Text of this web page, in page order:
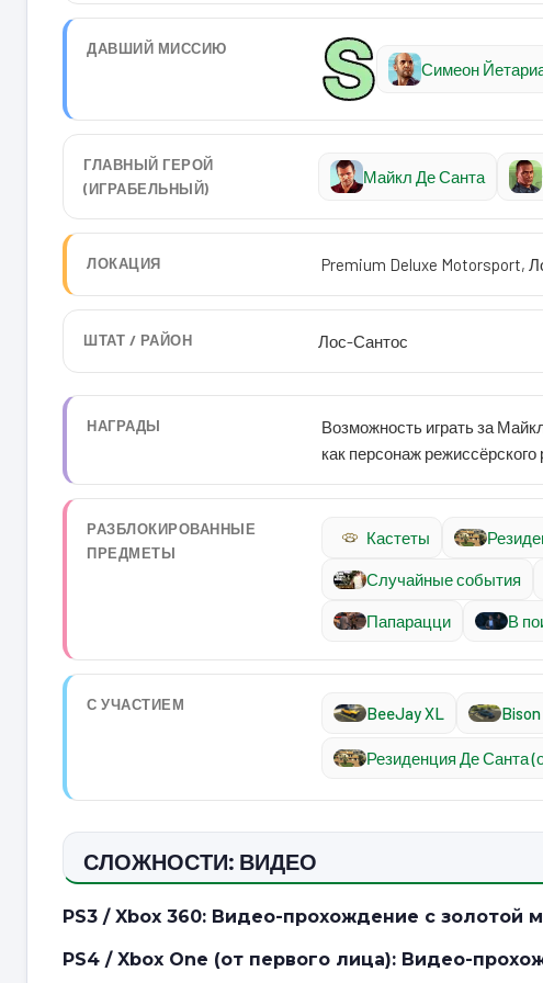
ДАВШИЙ МИССИЮ
Симеон
ГЛАВНЫЙ ГЕРОЙ
(ИГРАБЕЛЬНЫЙ)
Майкл Де Санта
ЛОКАЦИЯ Premium Deluxe Motorsport,
ШТАТ / РАЙОН Лос-Сантос
НАГРАДЫ
Возможность играть за
как персонаж
РАЗБЛОКИРОВАННЫЕ
ПРЕДМЕТЫ
Кастеты
Случайные события
Папарацци В
С УЧАСТИЕМ BeeJay XL Bison
Резиденция Де Санта
СЛОЖНОСТИ: ВИДЕО
PS3 / Xbox 360: Видео-прохождение с золотой
PS4 / Xbox One (от первого лица): Видео-